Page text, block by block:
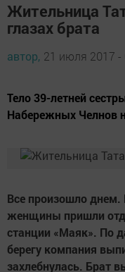
Жительница
глазах брата
автор, 21 июля 2017 -
Тело 39-летней
Набережных Челнов
Все произошло
женщины пришли
станции «Маяк». По
берегу компания
захлебнулась. Брат